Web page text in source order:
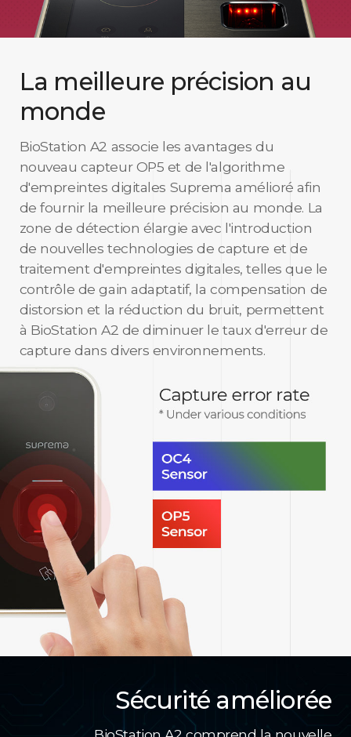
La meilleure précision au
monde
BioStation A2 associe les avantages du
nouveau capteur OP5 et de l'algorithme
d'empreintes digitales Suprema amélioré afin
de fournir la meilleure précision au monde. La
zone de détection élargie avec l'introduction
de nouvelles technologies de capture et de
traitement d'empreintes digitales, telles que le
contrôle de gain adaptatif, la compensation de
distorsion et la réduction du bruit, permettent
à BioStation A2 de diminuer le taux d'erreur de
capture dans divers environnements.
Sécurité améliorée